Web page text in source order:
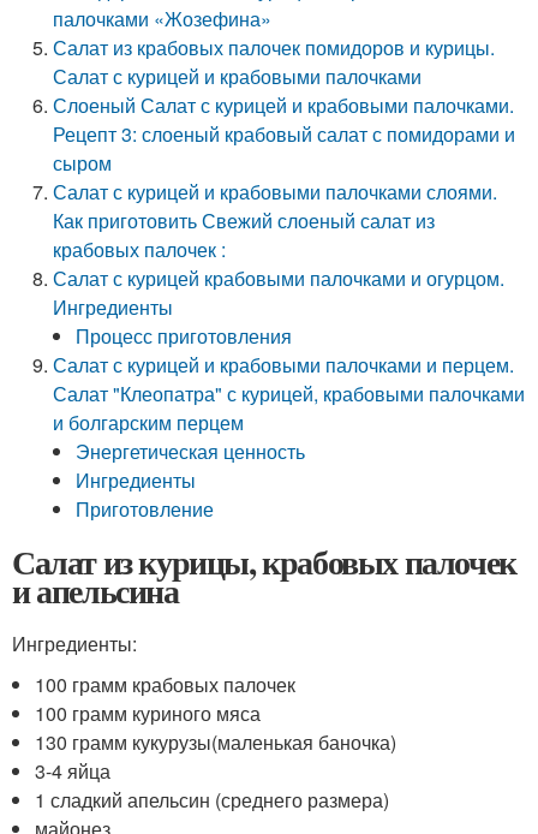
палочками «Жозефина»
Салат из крабовых палочек помидоров и курицы.
Салат с курицей и крабовыми палочками
Слоеный Салат с курицей и крабовыми палочками.
Рецепт 3: слоеный крабовый салат с помидорами и
сыром
Салат с курицей и крабовыми палочками слоями.
Как приготовить Свежий слоеный салат из
крабовых палочек :
Салат с курицей крабовыми палочками и огурцом.
Ингредиенты
Процесс приготовления
Салат с курицей и крабовыми палочками и перцем.
Салат "Клеопатра" с курицей, крабовыми палочками
и болгарским перцем
Энергетическая ценность
Ингредиенты
Приготовление
Салат из курицы, крабовых палочек
и апельсина
Ингредиенты:
100 грамм крабовых палочек
100 грамм куриного мяса
130 грамм кукурузы(маленькая баночка)
3-4 яйца
1 сладкий апельсин (среднего размера)